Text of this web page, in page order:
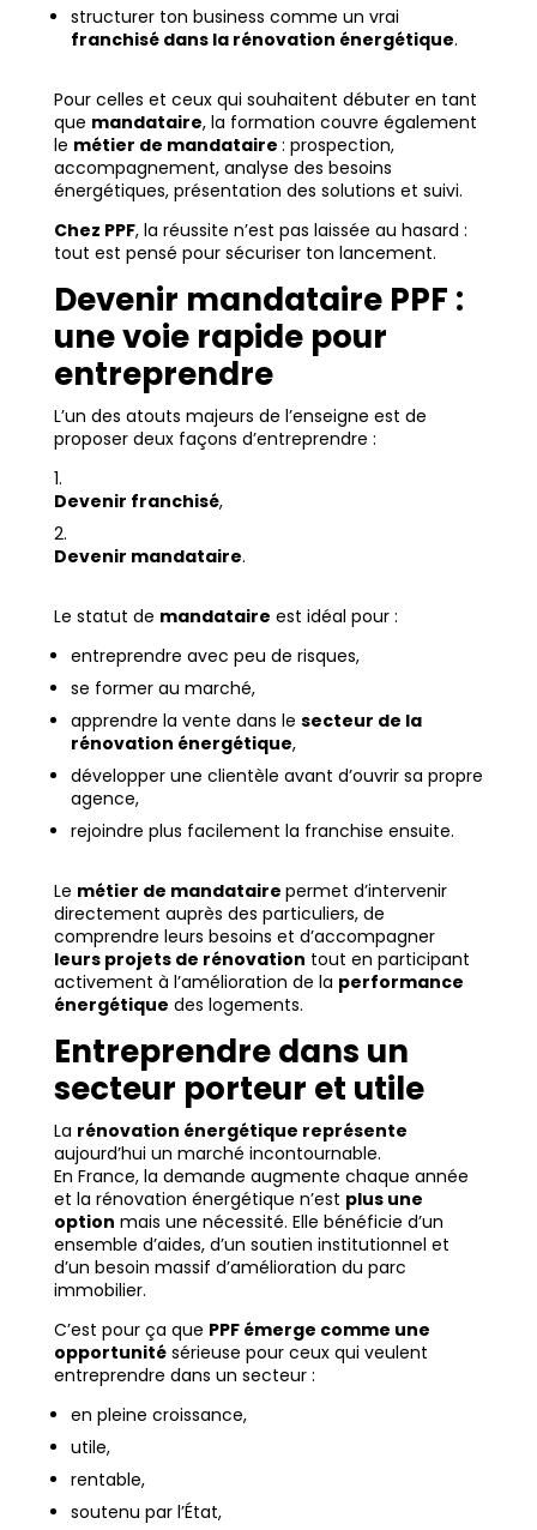
structurer ton business comme un vrai
franchisé dans la rénovation énergétique.
Pour celles et ceux qui souhaitent débuter en tant
que mandataire, la formation couvre également
le métier de mandataire : prospection,
accompagnement, analyse des besoins
énergétiques, présentation des solutions et suivi.
Chez PPF, la réussite n’est pas laissée au hasard :
tout est pensé pour sécuriser ton lancement.
Devenir mandataire PPF :
une voie rapide pour
entreprendre
L’un des atouts majeurs de l’enseigne est de
proposer deux façons d’entreprendre :
Devenir franchisé,
Devenir mandataire.
Le statut de mandataire est idéal pour :
entreprendre avec peu de risques,
se former au marché,
apprendre la vente dans le secteur de la
rénovation énergétique,
développer une clientèle avant d’ouvrir sa propre
agence,
rejoindre plus facilement la franchise ensuite.
Le métier de mandataire permet d’intervenir
directement auprès des particuliers, de
comprendre leurs besoins et d’accompagner
leurs projets de rénovation tout en participant
activement à l’amélioration de la performance
énergétique des logements.
Entreprendre dans un
secteur porteur et utile
La rénovation énergétique représente
aujourd’hui un marché incontournable.
En France, la demande augmente chaque année
et la rénovation énergétique n’est plus une
option mais une nécessité. Elle bénéficie d’un
ensemble d’aides, d’un soutien institutionnel et
d’un besoin massif d’amélioration du parc
immobilier.
C’est pour ça que PPF émerge comme une
opportunitésérieuse pour ceux qui veulent
entreprendre dans un secteur :
en pleine croissance,
utile,
rentable,
soutenu par l’État,